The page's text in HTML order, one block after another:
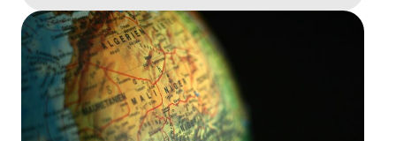
Hass aufgerufen. „Lassen Sie uns
gemeinsam gegen […]